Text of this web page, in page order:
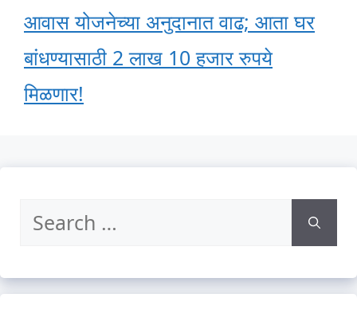
आवास योजनेच्या अनुदानात वाढ; आता घर
बांधण्यासाठी 2 लाख 10 हजार रुपये
मिळणार!
Search